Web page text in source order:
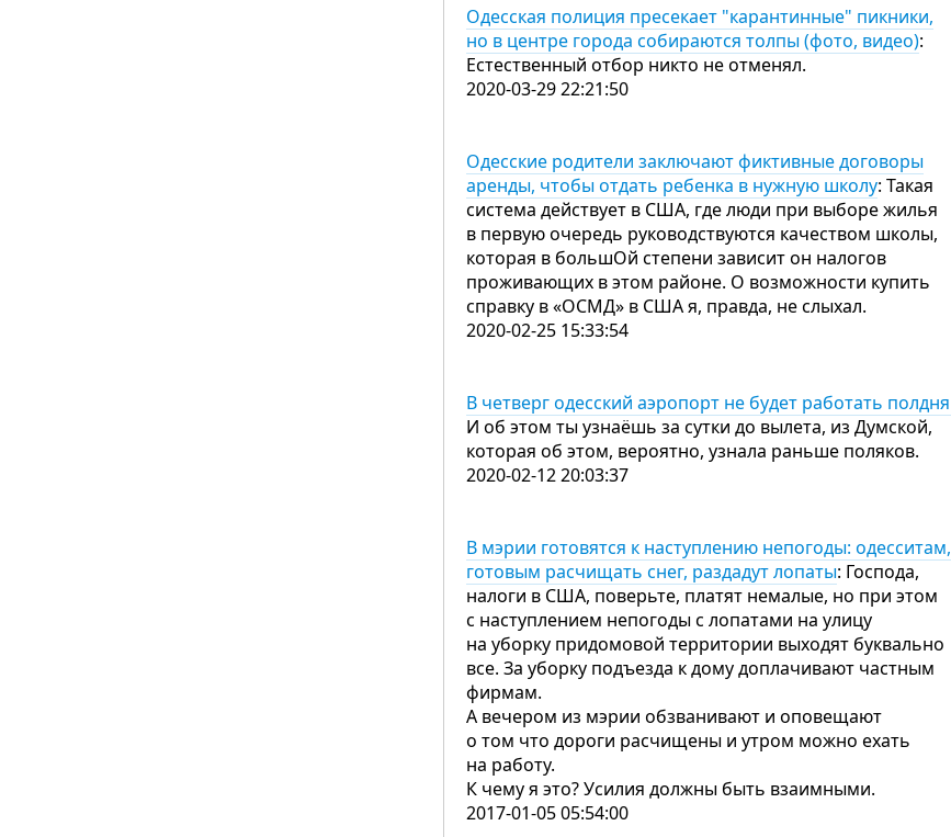
Одесская полиция пресекает "карантинные" пикники,
но в центре города собираются толпы (фото, видео):
Естественный отбор никто не отменял.
2020-03-29 22:21:50
Одесские родители заключают фиктивные договоры
аренды, чтобы отдать ребенка в нужную школу: Такая
система действует в США, где люди при выборе жилья
в первую очередь руководствуются качеством школы,
которая в большОй степени зависит он налогов
проживающих в этом районе. О возможности купить
справку в «ОСМД» в США я, правда, не слыхал.
2020-02-25 15:33:54
В четверг одесский аэропорт не будет работать полдня
И об этом ты узнаёшь за сутки до вылета, из Думской,
которая об этом, вероятно, узнала раньше поляков.
2020-02-12 20:03:37
В мэрии готовятся к наступлению непогоды: одесситам,
готовым расчищать снег, раздадут лопаты: Господа,
налоги в США, поверьте, платят немалые, но при этом
с наступлением непогоды с лопатами на улицу
на уборку придомовой территории выходят буквально
все. За уборку подъезда к дому доплачивают частным
фирмам.
А вечером из мэрии обзванивают и оповещают
о том что дороги расчищены и утром можно ехать
на работу.
К чему я это? Усилия должны быть взаимными.
2017-01-05 05:54:00